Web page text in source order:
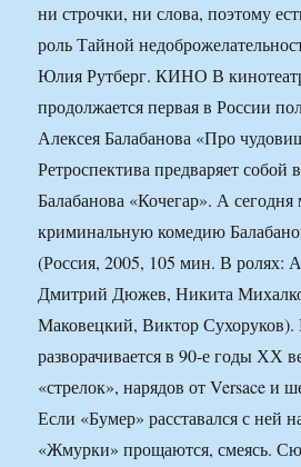
ни строчки, ни слова, поэтому
роль Тайной
Юлия Рутберг. КИНО В
продолжается первая в России
Алексея Балабанова «Про
Ретроспектива предваряет
Балабанова «Кочегар». А
криминальную комедию
(Россия, 2005, 105 мин. В ролях:
Дмитрий Дюжев, Никита
Маковецкий, Виктор Сухоруков).
разворачивается в 90-е годы ХХ
«стрелок», нарядов от Versace и
Если «Бумер» расставался с ней
«Жмурки» прощаются, смеясь.